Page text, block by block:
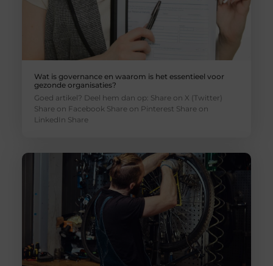
Wat is governance en waarom is het essentieel voor
gezonde organisaties?
Goed artikel? Deel hem dan op: Share on X (Twitter)
Share on Facebook Share on Pinterest Share on
LinkedIn Share